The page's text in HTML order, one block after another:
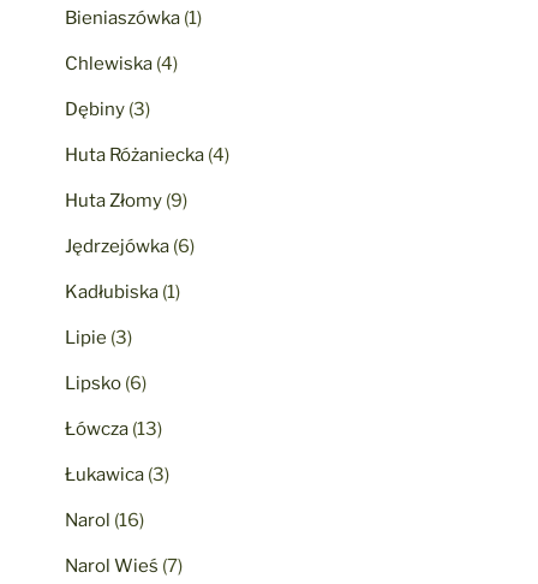
Bieniaszówka (1)
Chlewiska (4)
Dębiny (3)
Huta Różaniecka (4)
Huta Złomy (9)
Jędrzejówka (6)
Kadłubiska (1)
Lipie (3)
Lipsko (6)
Łówcza (13)
Łukawica (3)
Narol (16)
Narol Wieś (7)